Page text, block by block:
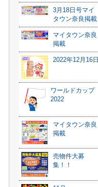
3月18日号マイ
タウン奈良掲載
マイタウン奈良
掲載
2022年12月16日
ワールドカップ
2022
マイタウン奈良
掲載
売物件大募
集！！